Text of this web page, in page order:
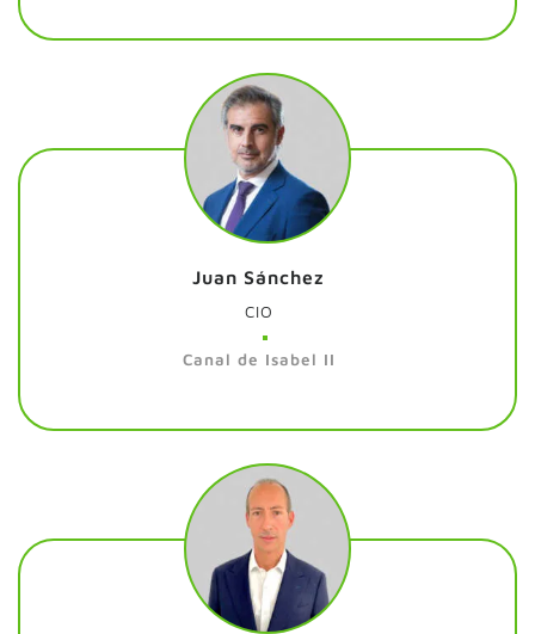
Juan Sánchez
CIO
Canal de Isabel II